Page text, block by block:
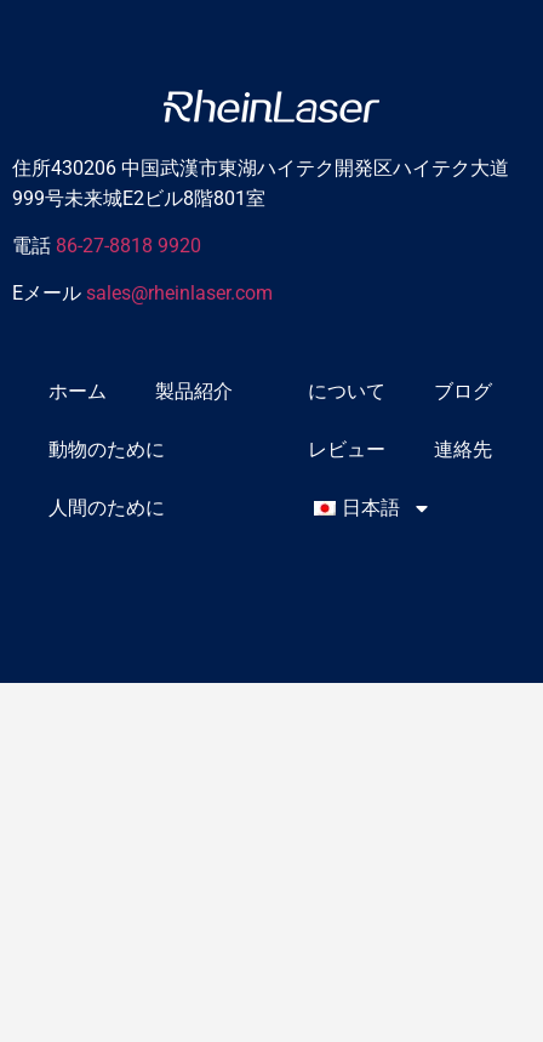
住所430206 中国武漢市東湖ハイテク開発区ハイテク大道
999号未来城E2ビル8階801室
電話 86-27-8818 9920
Eメール sales@rheinlaser.com
ホーム 製品紹介
動物のために
人間のために
について ブログ
レビュー 連絡先
日本語